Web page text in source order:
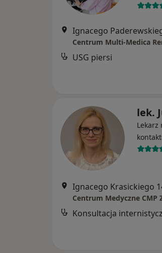
Ignacego
Centrum Multi-Medica
USG piersi
lek.
Lekarz
Ignacego Krasickiego
Centrum Medyczne CMP